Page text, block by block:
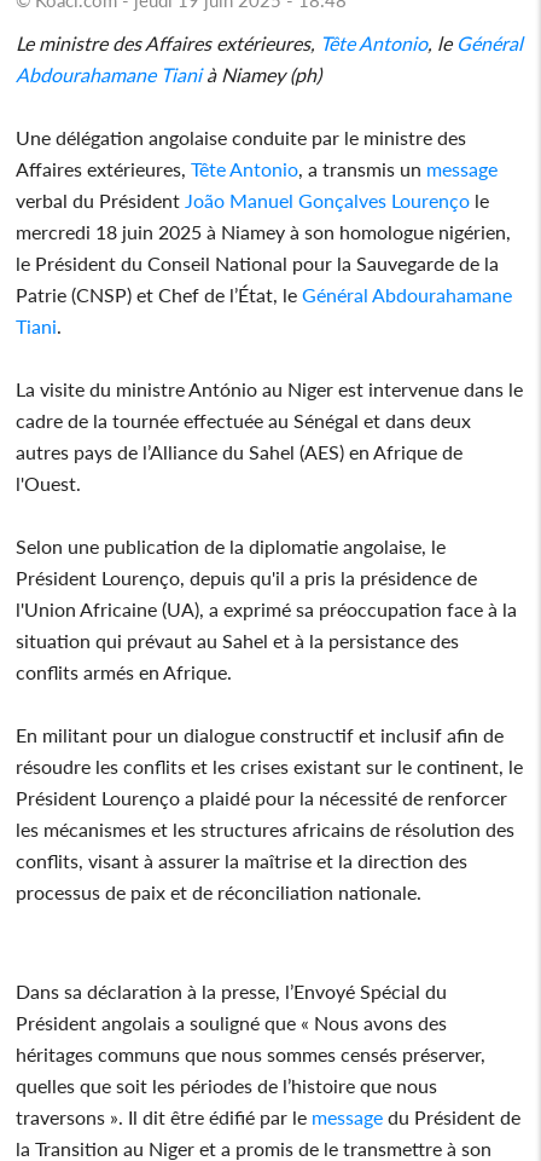
Le ministre des Affaires extérieures, Tête Antonio, leGénéral
Abdourahamane Tianià Niamey (ph)
Une délégation angolaise conduite par le ministre des
Affaires extérieures, Tête Antonio , a transmis un message
verbal du Président João Manuel Gonçalves Lourenço le
mercredi 18 juin 2025 à Niamey à son homologue nigérien,
le Président du Conseil National pour la Sauvegarde de la
Patrie (CNSP) et Chef de l’État, le Général Abdourahamane
Tiani
La visite du ministre António au Niger est intervenue dans le
cadre de la tournée effectuée au Sénégal et dans deux
autres pays de l’Alliance du Sahel (AES) en Afrique de
l'Ouest.
Selon une publication de la diplomatie angolaise, le
Président Lourenço, depuis qu'il a pris la présidence de
l'Union Africaine (UA), a exprimé sa préoccupation face à la
situation qui prévaut au Sahel et à la persistance des
conflits armés en Afrique.
En militant pour un dialogue constructif et inclusif afin de
résoudre les conflits et les crises existant sur le continent, le
Président Lourenço a plaidé pour la nécessité de renforcer
les mécanismes et les structures africains de résolution des
conflits, visant à assurer la maîtrise et la direction des
processus de paix et de réconciliation nationale.
Dans sa déclaration à la presse, l’Envoyé Spécial du
Président angolais a souligné que « Nous avons des
héritages communs que nous sommes censés préserver,
quelles que soit les périodes de l’histoire que nous
traversons ». Il dit être édifié par le message du Président de
la Transition au Niger et a promis de le transmettre à son